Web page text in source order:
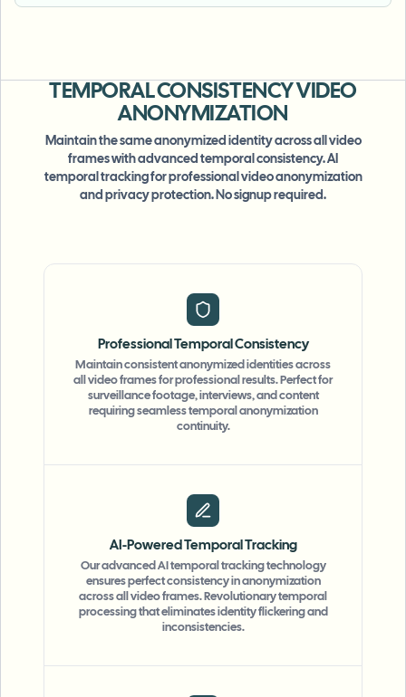
TEMPORAL CONSISTENCYVIDEO
ANONYMIZATION
Maintain the same anonymized identity across all video
frames with advanced temporal consistency. AI
temporal tracking for professional video anonymization
and privacy protection. No signup required.
Professional Temporal Consistency
Maintain consistent anonymized identities across
all video frames for professional results. Perfect for
surveillance footage, interviews, and content
requiring seamless temporal anonymization
continuity.
AI-Powered Temporal Tracking
Our advanced AI temporal tracking technology
ensures perfect consistency in anonymization
across all video frames. Revolutionary temporal
processing that eliminates identity flickering and
inconsistencies.